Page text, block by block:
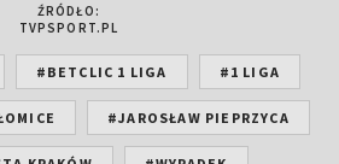
ŹRÓDŁO:
TVPSPORT.PL
#BETCLIC 1 LIGA #1 LIGA
#JAROSŁAW PIEPRZYCA